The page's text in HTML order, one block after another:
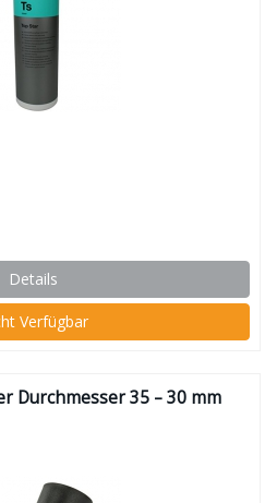
Details
Verfügbar
Durchmesser 35 – 30 mm